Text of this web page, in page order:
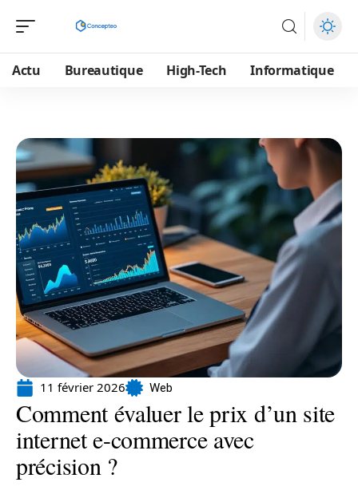
Actu Bureautique High-Tech Informatique
11 février 2026 Web
Comment évaluer le prix d’un site
internet e-commerce avec
précision ?